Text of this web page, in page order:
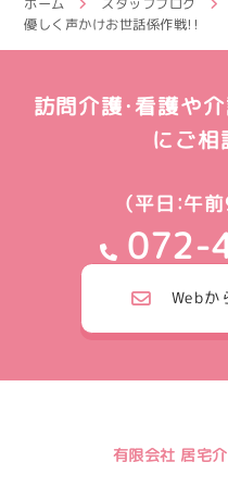
ホーム スタッフブログ
優しく声かけお世話係作戦！！
訪問介護・看護や
にご相
（平日：午
072-
Webか
有限会社 居宅